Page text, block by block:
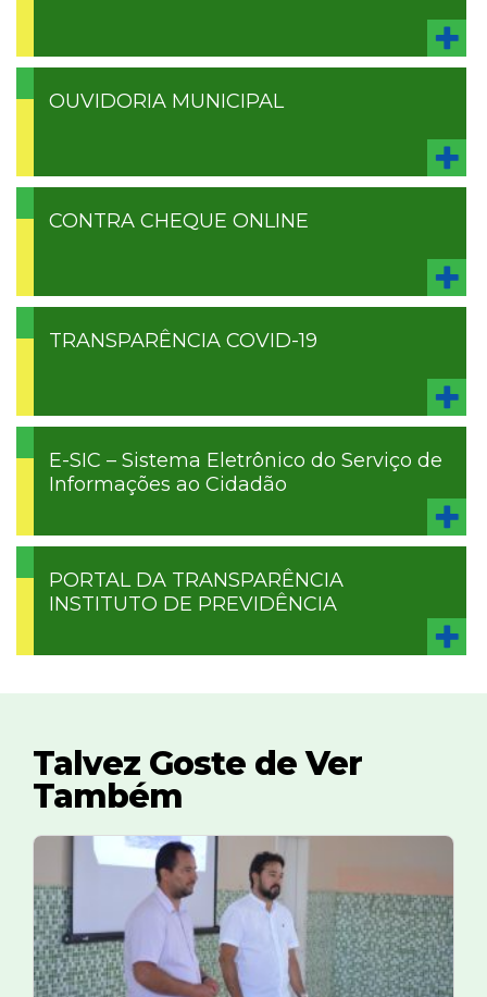
OUVIDORIA MUNICIPAL
CONTRA CHEQUE ONLINE
TRANSPARÊNCIA COVID-19
E-SIC – Sistema Eletrônico do Serviço de
Informações ao Cidadão
PORTAL DA TRANSPARÊNCIA
INSTITUTO DE PREVIDÊNCIA
Talvez Goste de Ver
Também